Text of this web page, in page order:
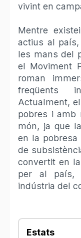
vivint en
Mentre
actius al
les mans del
el Moviment
roman
freqüents
Actualment,
pobres i amb
món, ja que
en la
de
convertit en
per al país,
indústria del
Estats